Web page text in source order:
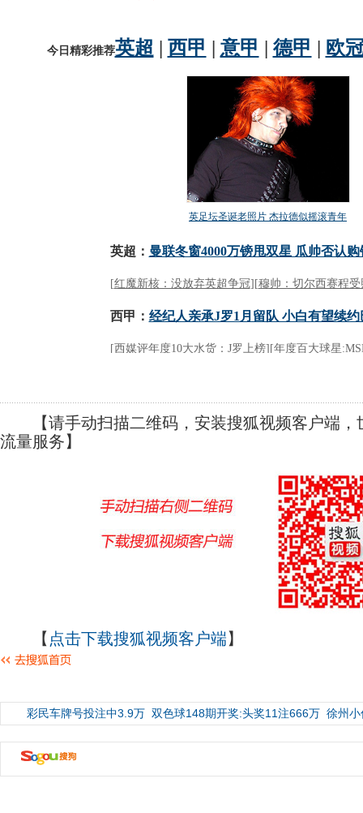
【请手动扫描二维码，安装搜狐视频客户端，
流量服务】
【 点击下载搜狐视频客户端】
彩民车牌号投注中3.9万 双色球148期开奖:头奖11注666万 徐州